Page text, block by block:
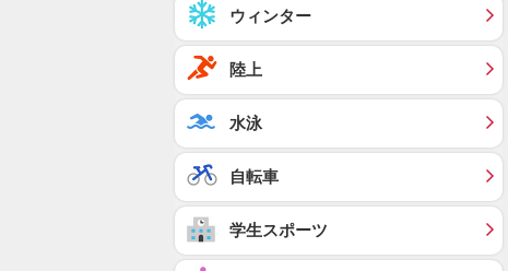
ウィンター
陸上
水泳
自転車
学生スポーツ